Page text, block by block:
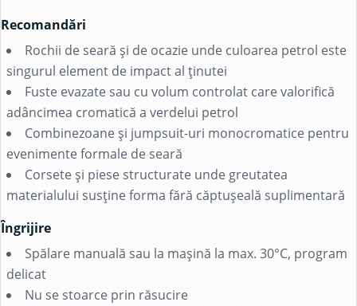
Recomandări
Rochii de seară și de ocazie unde culoarea petrol este
singurul element de impact al ținutei
Fuste evazate sau cu volum controlat care valorifică
adâncimea cromatică a verdelui petrol
Combinezoane și jumpsuit-uri monocromatice pentru
evenimente formale de seară
Corsete și piese structurate unde greutatea
materialului susține forma fără căptușeală suplimentară
Îngrijire
Spălare manuală sau la mașină la max. 30°C, program
delicat
Nu se stoarce prin răsucire